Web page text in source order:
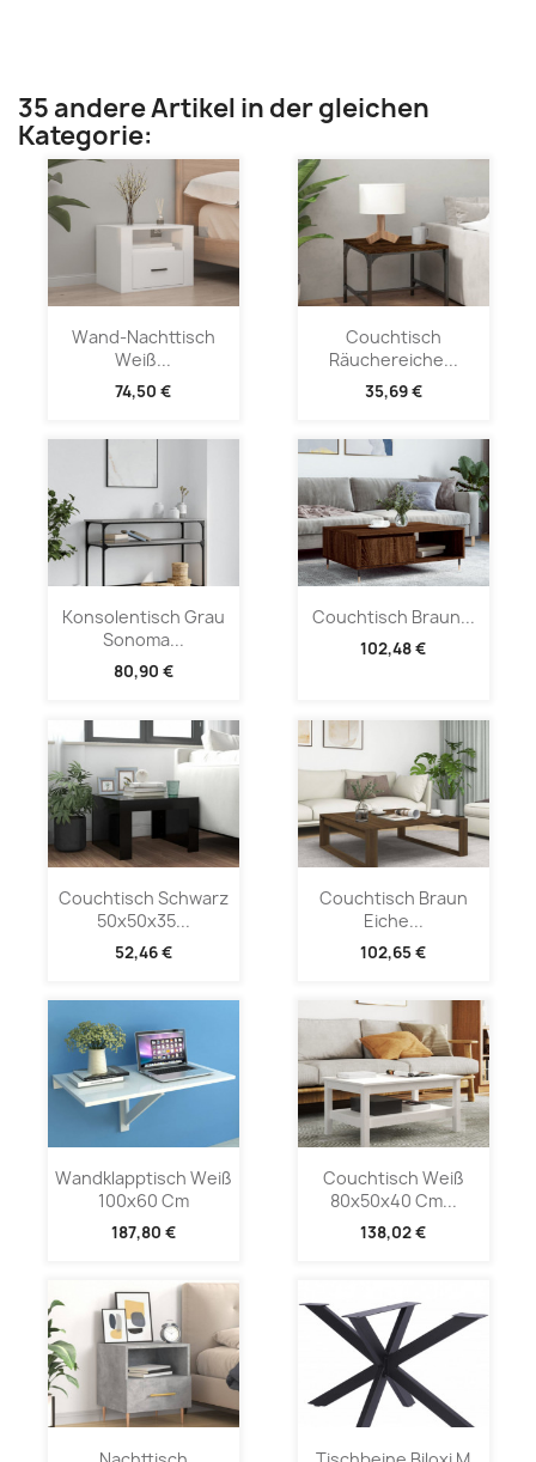
35 andere Artikel in der gleichen
Kategorie:
Wand-Nachttisch
Weiß...
74,50 €
Couchtisch
Räuchereiche...
35,69 €
Konsolentisch Grau
Sonoma...
80,90 €
Couchtisch Braun...
102,48 €
Couchtisch Schwarz
50x50x35...
52,46 €
Couchtisch Braun
Eiche...
102,65 €
Wandklapptisch Weiß
100x60 Cm
187,80 €
Couchtisch Weiß
80x50x40 Cm...
138,02 €